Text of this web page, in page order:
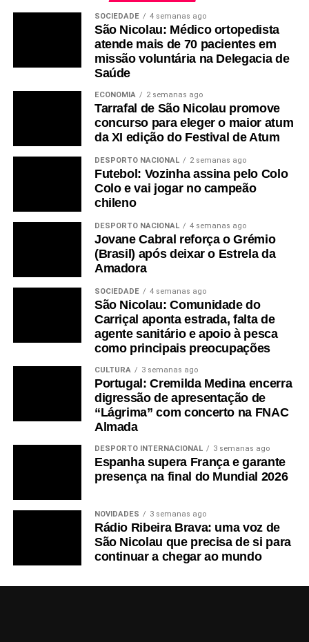
SOCIEDADE 4 semanas ago
São Nicolau: Médico ortopedista
atende mais de 70 pacientes em
missão voluntária na Delegacia de
Saúde
ECONOMIA 2 semanas ago
Tarrafal de São Nicolau promove
concurso para eleger o maior atum
da XI edição do Festival de Atum
DESPORTO NACIONAL 2 semanas ago
Futebol: Vozinha assina pelo Colo
Colo e vai jogar no campeão
chileno
DESPORTO NACIONAL 4 semanas ago
Jovane Cabral reforça o Grémio
(Brasil) após deixar o Estrela da
Amadora
SOCIEDADE 4 semanas ago
São Nicolau: Comunidade do
Carriçal aponta estrada, falta de
agente sanitário e apoio à pesca
como principais preocupações
CULTURA 3 semanas ago
Portugal: Cremilda Medina encerra
digressão de apresentação de
“Lágrima” com concerto na FNAC
Almada
DESPORTO INTERNACIONAL 3 semanas ago
Espanha supera França e garante
presença na final do Mundial 2026
NOVIDADES 3 semanas ago
Rádio Ribeira Brava: uma voz de
São Nicolau que precisa de si para
continuar a chegar ao mundo